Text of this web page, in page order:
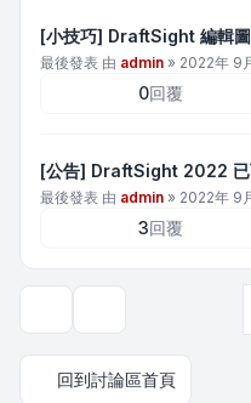
[小技巧] DraftSight 編輯
最後發表 由 admin » 2022年 9
0回覆
[公告] DraftSight 2022
最後發表 由 admin » 2022年 9
3回覆
回到討論區首頁